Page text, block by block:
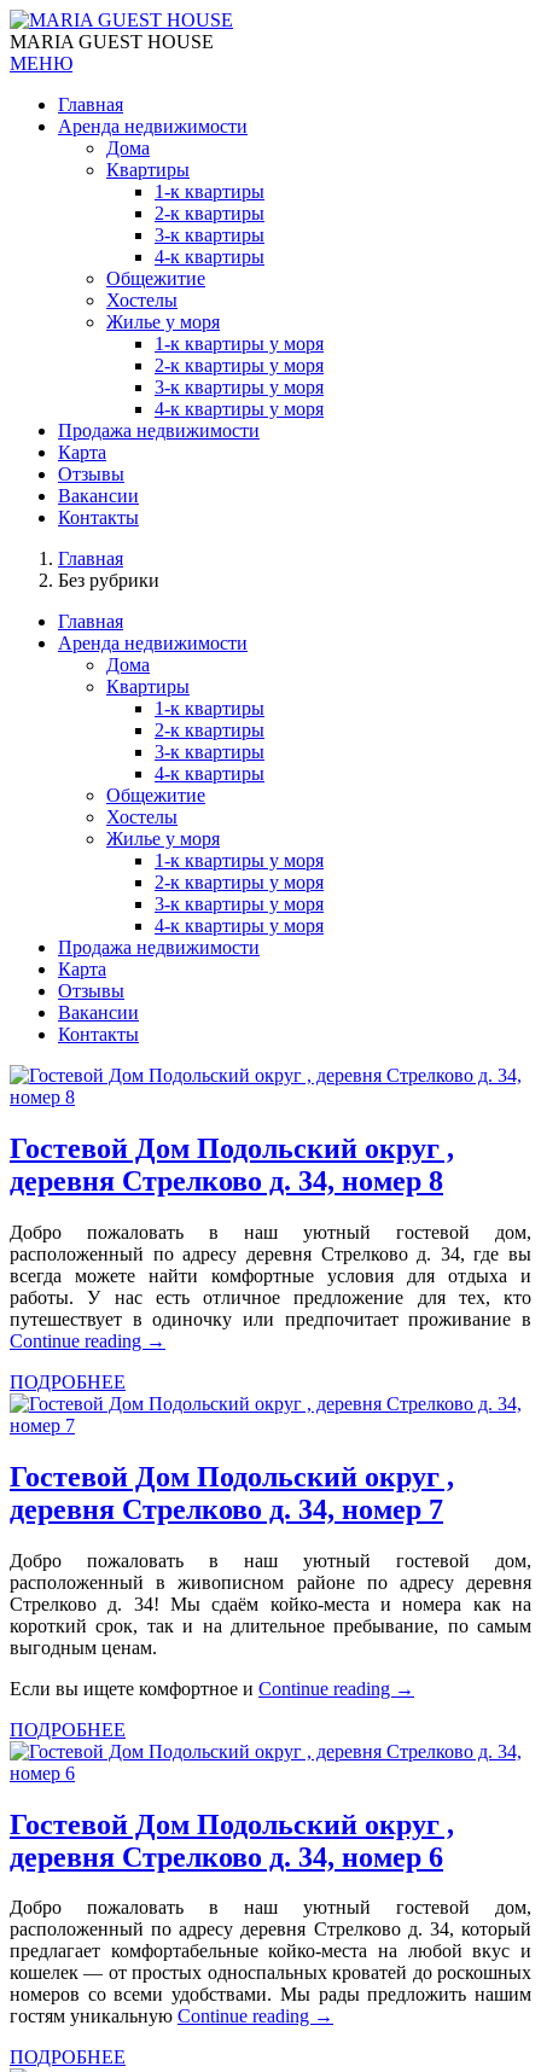
MARIA GUEST HOUSE
МЕНЮ
Главная
Аренда недвижимости
Дома
Квартиры
1-к квартиры
2-к квартиры
3-к квартиры
4-к квартиры
Общежитие
Хостелы
Жилье у моря
1-к квартиры у моря
2-к квартиры у моря
3-к квартиры у моря
4-к квартиры у моря
Продажа недвижимости
Карта
Отзывы
Вакансии
Контакты
Главная
Без рубрики
Главная
Аренда недвижимости
Дома
Квартиры
1-к квартиры
2-к квартиры
3-к квартиры
4-к квартиры
Общежитие
Хостелы
Жилье у моря
1-к квартиры у моря
2-к квартиры у моря
3-к квартиры у моря
4-к квартиры у моря
Продажа недвижимости
Карта
Отзывы
Вакансии
Контакты
Гостевой Дом Подольский округ ,
деревня Стрелково д. 34, номер 8
Добро пожаловать в наш уютный гостевой дом,
расположенный по адресу деревня Стрелково д. 34, где вы
всегда можете найти комфортные условия для отдыха и
работы. У нас есть отличное предложение для тех, кто
путешествует в одиночку или предпочитает проживание в
Continue reading →
ПОДРОБНЕЕ
Гостевой Дом Подольский округ ,
деревня Стрелково д. 34, номер 7
Добро пожаловать в наш уютный гостевой дом,
расположенный в живописном районе по адресу деревня
Стрелково д. 34! Мы сдаём койко-места и номера как на
короткий срок, так и на длительное пребывание, по самым
выгодным ценам.
Если вы ищете комфортное и Continue reading →
ПОДРОБНЕЕ
Гостевой Дом Подольский округ ,
деревня Стрелково д. 34, номер 6
Добро пожаловать в наш уютный гостевой дом,
расположенный по адресу деревня Стрелково д. 34, который
предлагает комфортабельные койко-места на любой вкус и
кошелек — от простых односпальных кроватей до роскошных
номеров со всеми удобствами. Мы рады предложить нашим
гостям уникальную Continue reading →
ПОДРОБНЕЕ